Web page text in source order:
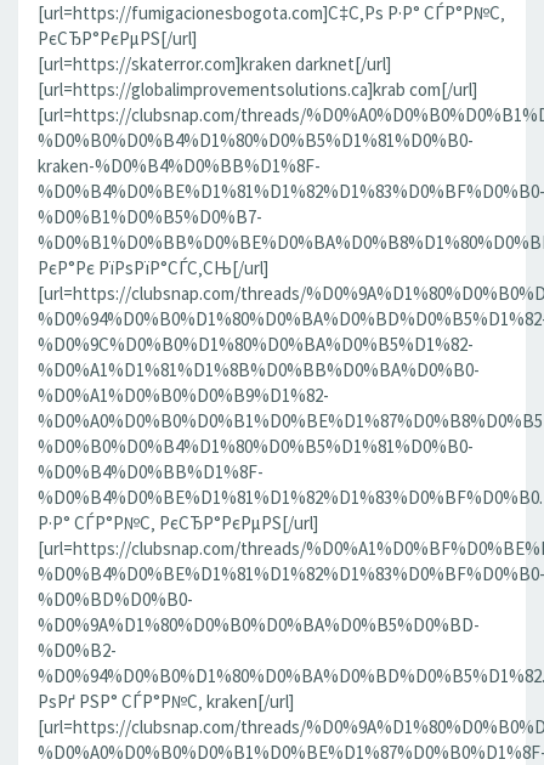
[url=https://fumigacionesbogota.com]С‡С‚Рѕ Р·Р° СЃР°Р№С‚
РєСЂР°РєРµРЅ[/url]
[url=https://skaterror.com]kraken darknet[/url]
[url=https://globalimprovementsolutions.ca]krab com[/url]
[url=https://clubsnap.com/threads/
%D0%B0%D0%B4%D1%80%D0%B5%D1%81%D0%B0-
kraken-%D0%B4%D0%BB%D1%8F-
%D0%B4%D0%BE%D1%81%D1%82%D1%83%D0%BF%D0%B0-
%D0%B1%D0%B5%D0%B7-
РєР°Рє РїРѕРїР°СЃС‚СЊ[/url]
[url=https://clubsnap.com/threads/
%D0%9C%D0%B0%D1%80%D0%BA%D0%B5%D1%82-
%D0%A1%D1%81%D1%8B%D0%BB%D0%BA%D0%B0-
%D0%A1%D0%B0%D0%B9%D1%82-
%D0%B0%D0%B4%D1%80%D0%B5%D1%81%D0%B0-
%D0%B4%D0%BB%D1%8F-
Р·Р° СЃР°Р№С‚ РєСЂР°РєРµРЅ[/url]
[url=https://clubsnap.com/threads/
%D0%B4%D0%BE%D1%81%D1%82%D1%83%D0%BF%D0%B0-
%D0%BD%D0%B0-
%D0%9A%D1%80%D0%B0%D0%BA%D0%B5%D0%BD-
%D0%B2-
РѕРґ РЅР° СЃР°Р№С‚ kraken[/url]
[url=https://clubsnap.com/threads/